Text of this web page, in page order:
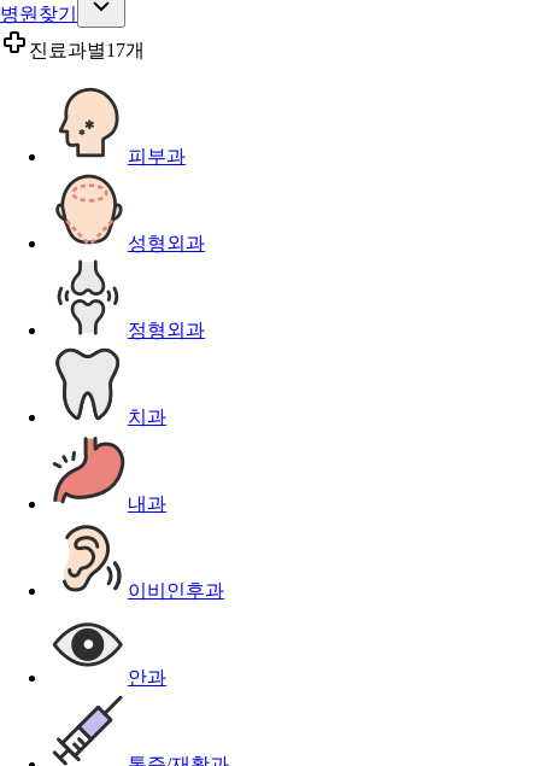
병원찾기
진료과별17개
피부과
성형외과
정형외과
치과
내과
이비인후과
안과